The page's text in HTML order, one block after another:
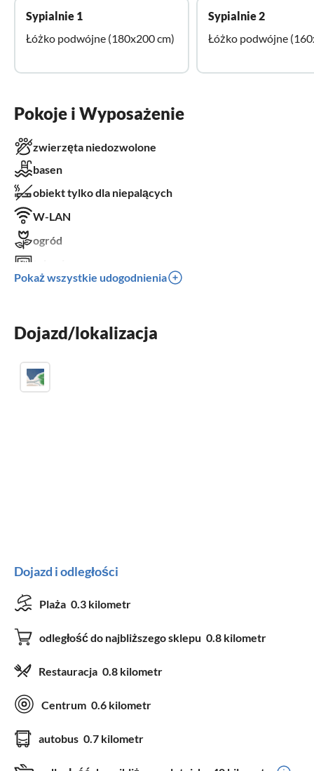
Sypialnie 1
Łóżko podwójne (180x200 cm)
Sypialnie 2
Łóżko podwójne
Pokoje i Wyposażenie
zwierzęta niedozwolone
basen
obiekt tylko dla niepalących
W-LAN
ogród
taras
kominek
Pokaż wszystkie udogodnienia
Dojazd/lokalizacja
Dojazd i odległości
Plaża 0.3 kilometr
odległość do najbliższego sklepu 0.8 kilometr
Restauracja 0.8 kilometr
Centrum 0.6 kilometr
autobus 0.7 kilometr